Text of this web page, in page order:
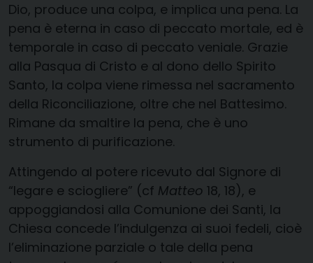
Dio, produce una colpa, e implica una pena. La
pena è eterna in caso di peccato mortale, ed è
temporale in caso di peccato veniale. Grazie
alla Pasqua di Cristo e al dono dello Spirito
Santo, la colpa viene rimessa nel sacramento
della Riconciliazione, oltre che nel Battesimo.
Rimane da smaltire la pena, che è uno
strumento di purificazione.
Attingendo al potere ricevuto dal Signore di
“legare e sciogliere” (cf Matteo 18, 18), e
appoggiandosi alla Comunione dei Santi, la
Chiesa concede l’indulgenza ai suoi fedeli, cioè
l’eliminazione parziale o tale della pena